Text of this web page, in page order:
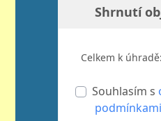
Shrnutí
Celkem k úhradě:
Souhlasím s
podmínkami